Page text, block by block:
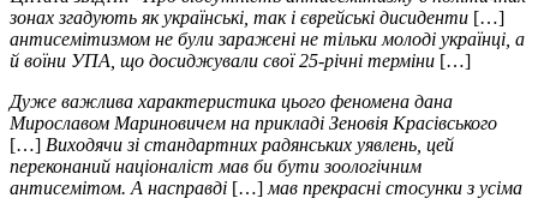
зонах згадують як українські, так і єврейські дисиденти […]
антисемітизмом не були заражені не тільки молоді українці, а
й воїни УПА, що досиджували свої 25-річні терміни […]
Дуже важлива характеристика цього феномена дана
Мирославом Мариновичем на прикладі Зеновія Красівського
[…] Виходячи зі стандартних радянських уявлень, цей
переконаний націоналіст мав би бути зоологічним
антисемітом. А насправді […] мав прекрасні стосунки з усіма